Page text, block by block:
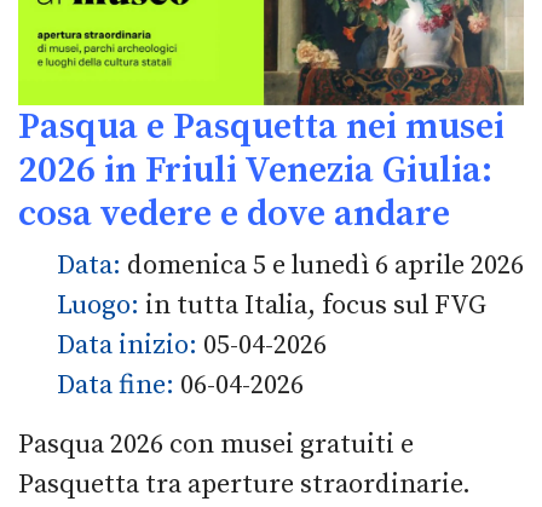
Pasqua e Pasquetta nei musei
2026 in Friuli Venezia Giulia:
cosa vedere e dove andare
Data: domenica 5 e lunedì 6 aprile 2026
Luogo: in tutta Italia, focus sul FVG
Data inizio: 05-04-2026
Data fine: 06-04-2026
Pasqua 2026 con musei gratuiti e
Pasquetta tra aperture straordinarie.